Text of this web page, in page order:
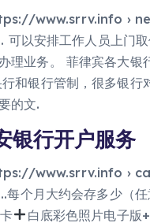
www.srrv.info ›
可以安排工作人员上门
理业务。 菲律宾各大银
和银行管制，很多银行
的文.
银行开户服务
www.srrv.info ›
每个月大约会存多少（
白底彩色照片电子版